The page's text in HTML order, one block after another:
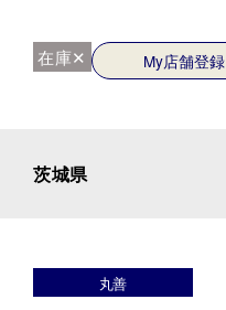
在庫✕ My店舗登録
茨城県
丸善